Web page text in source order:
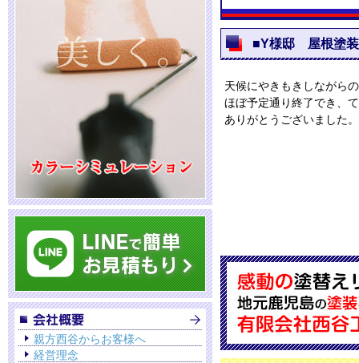
親方西谷からお客様へ
経営理念
■Y様邸 屋根塗
天候にやきもきしながら
ほぼ予定通り終了でき、
ありがとうございました。